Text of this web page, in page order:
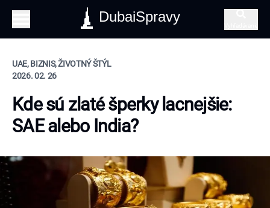
DubaiSpravy
UAE, BIZNIS, ŽIVOTNÝ ŠTÝL
2026. 02. 26
Kde sú zlaté šperky lacnejšie:
SAE alebo India?